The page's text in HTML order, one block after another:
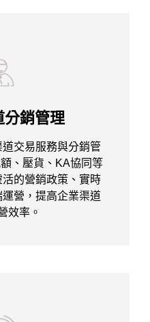
分銷管理
交易服務與分銷管
、壓貨、KA協同等
的營銷政策、實時
營，提高企業渠道
效率。